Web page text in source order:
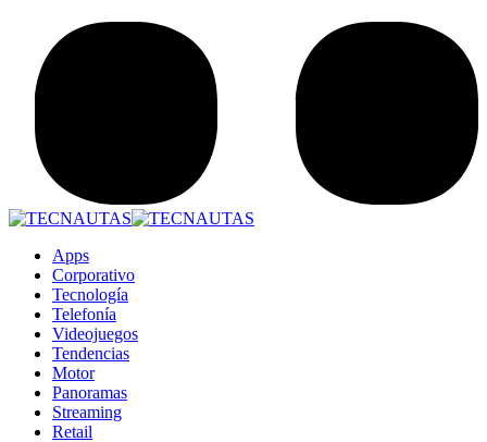
Apps
Corporativo
Tecnología
Telefonía
Videojuegos
Tendencias
Motor
Panoramas
Streaming
Retail